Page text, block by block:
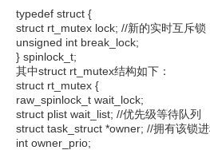
typedef struct {
struct rt_mutex lock; //新的实时互斥锁
unsigned int break_lock;
} spinlock_t;
其中struct rt_mutex结构如下：
struct rt_mutex {
raw_spinlock_t wait_lock;
struct plist wait_list; //优先级等待队列
struct task_struct *owner; //拥有该锁
int owner_prio;